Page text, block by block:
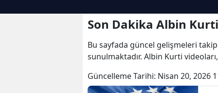
Son Dakika Albin
Bu sayfada güncel gelişmeleri
sunulmaktadır. Albin Kurti
Güncelleme Tarihi: Nisan 20, 2026